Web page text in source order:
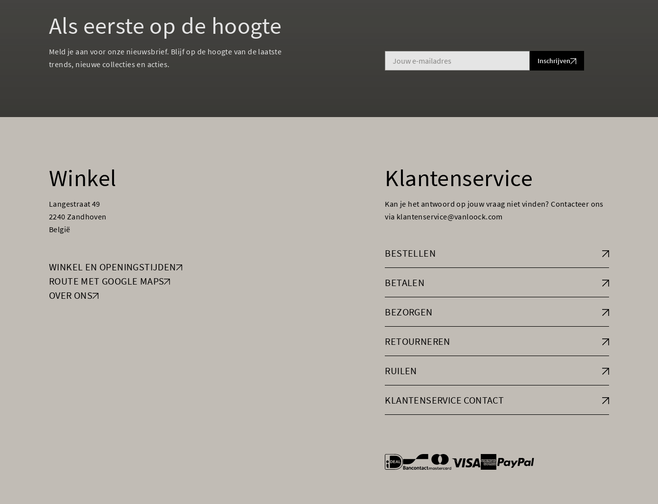
Als eerste op de hoogte
Meld je aan voor onze nieuwsbrief. Blijf op de hoogte van de laatste
trends, nieuwe collecties en acties.
Inschrijven
Winkel
Langestraat 49
2240 Zandhoven
België
WINKEL EN OPENINGSTIJDEN
ROUTE MET GOOGLE MAPS
OVER ONS
Klantenservice
Kan je het antwoord op jouw vraag niet vinden? Contacteer ons
via klantenservice@vanloock.com
BESTELLEN
BETALEN
BEZORGEN
RETOURNEREN
RUILEN
KLANTENSERVICE CONTACT
general.paymentOptions